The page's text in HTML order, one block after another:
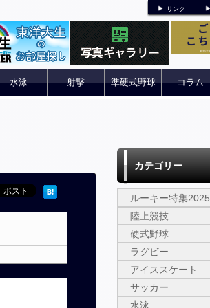
リンク
水泳 射撃 準硬式野球 コラム
カテゴリー
ルーキー特集2025
陸上競技
硬式野球
ラグビー
アイススケート
サッカー
水泳